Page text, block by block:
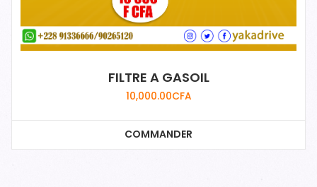
FILTRE A GASOIL
10,000.00CFA
COMMANDER